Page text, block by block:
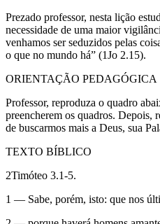
Prezado professor, nesta lição
necessidade de uma maior
venhamos ser seduzidos pelas
o que no mundo há” (1Jo 2.15).
ORIENTAÇÃO PEDAGÓGICA
Professor, reproduza o quadro
preencherem os quadros. Depois,
de buscarmos mais a Deus, sua
TEXTO BÍBLICO
2Timóteo 3.1-5.
1 — Sabe, porém, isto: que nos